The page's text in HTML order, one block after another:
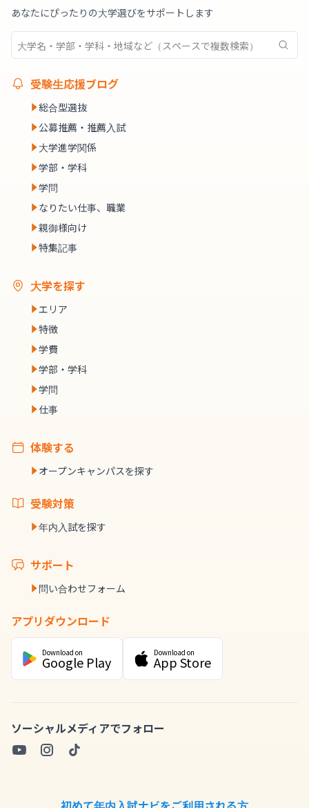
あなたにぴったりの大学選びをサポートします
受験生応援ブログ
総合型選抜
公募推薦・推薦入試
大学進学関係
学部・学科
学問
なりたい仕事、職業
親御様向け
特集記事
大学を探す
エリア
特徴
学費
学部・学科
学問
仕事
体験する
オープンキャンパスを探す
受験対策
年内入試を探す
サポート
問い合わせフォーム
アプリダウンロード
Download on
Google Play
Download on
App Store
ソーシャルメディアでフォロー